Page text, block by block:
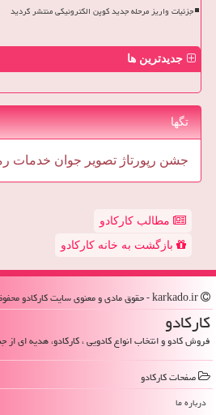
جزئیات واریز مرحله جدید کوپن الکترونیکی منتشر گردید
جدیدترین ها
تگها
جشن رپورتاژ تصویر جوان خدمات
مطالب کارکادو
بازگشت به خانه کارکادو
كاركادو
فروش کادو و انتخاب انواع کادویی ، کارکادو، هدیه ای
صفحات كاركادو
درباره ما